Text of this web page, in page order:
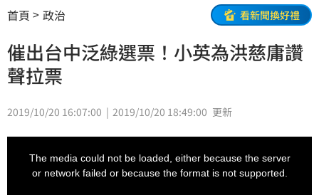
首頁 政治 看新聞換好禮
催出台中泛綠選票！小英為洪慈庸讚
聲拉票
2019/10/20 16:07:00 2019/10/20 18:49:00 更新
The media could not be loaded, either because the server
or network failed or because the format is not supported.